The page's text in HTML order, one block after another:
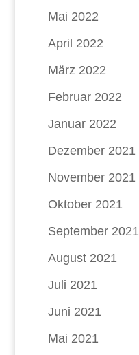
Mai 2022
April 2022
März 2022
Februar 2022
Januar 2022
Dezember 2021
November 2021
Oktober 2021
September 2021
August 2021
Juli 2021
Juni 2021
Mai 2021